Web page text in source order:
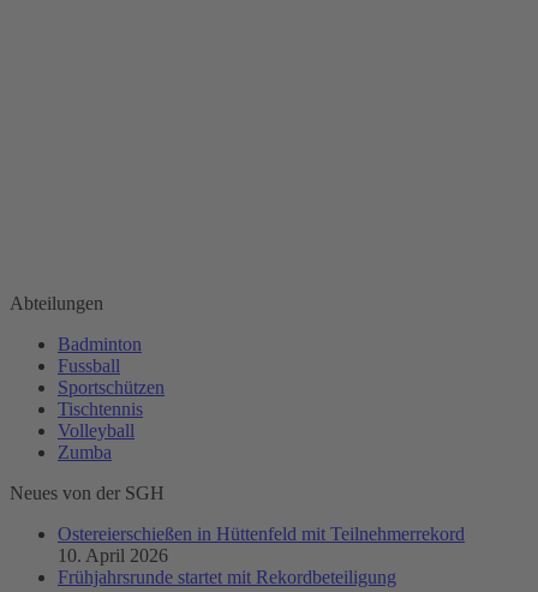
page
new
window
Abteilungen
Badminton
Fussball
Sportschützen
Tischtennis
Volleyball
Zumba
Neues von der SGH
Ostereierschießen in Hüttenfeld mit Teilnehmerrekord
10. April 2026
Frühjahrsrunde startet mit Rekordbeteiligung